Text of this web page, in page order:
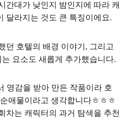
간대가 낮인지 밤인지에 따라 캐
달라지는 것 도 큰 특징이에요.
던 호텔의 배경 이야기, 그리고
요소 도 새롭게 추가했습니다.
영감을 받아 만든 작품이라 호
애물이라고 생각합니다ㅎㅎㅎ
차는 캐릭터의 과거 탐색을 추천